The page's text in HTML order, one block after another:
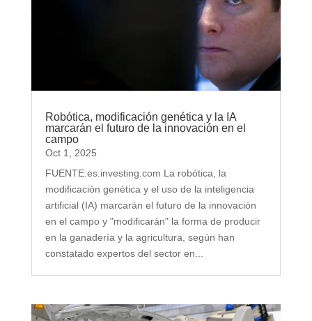
Robótica, modificación genética y la IA
marcarán el futuro de la innovación en el
campo
Oct 1, 2025
FUENTE:es.investing.com La robótica, la
modificación genética y el uso de la inteligencia
artificial (IA) marcarán el futuro de la innovación
en el campo y "modificarán" la forma de producir
en la ganadería y la agricultura, según han
constatado expertos del sector en...